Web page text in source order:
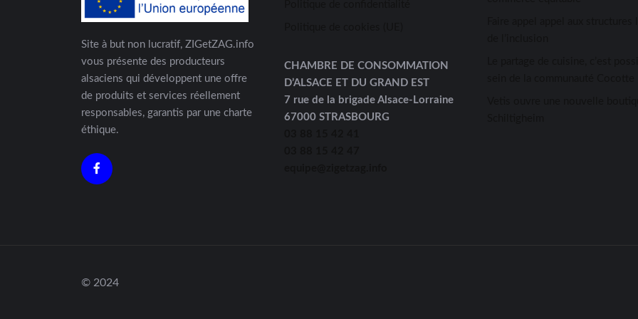
Site à but non lucratif, ZIGetZAG.info
vous présente des producteurs
alsaciens qui développent une offre
de produits et services réellement
responsables, garantis par une charte
éthique.
CHAMBRE DE CONSOMMATION
D’ALSACE ET DU GRAND EST
7 rue de la brigade Alsace-Lorraine
67000 STRASBOURG
© 2024